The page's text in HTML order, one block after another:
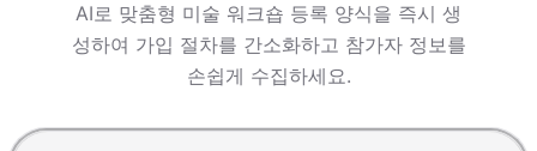
가격
AI로 맞춤형 미술 워크숍 등록 양식을 즉시 생
성하여 가입 절차를 간소화하고 참가자 정보를
손쉽게 수집하세요.